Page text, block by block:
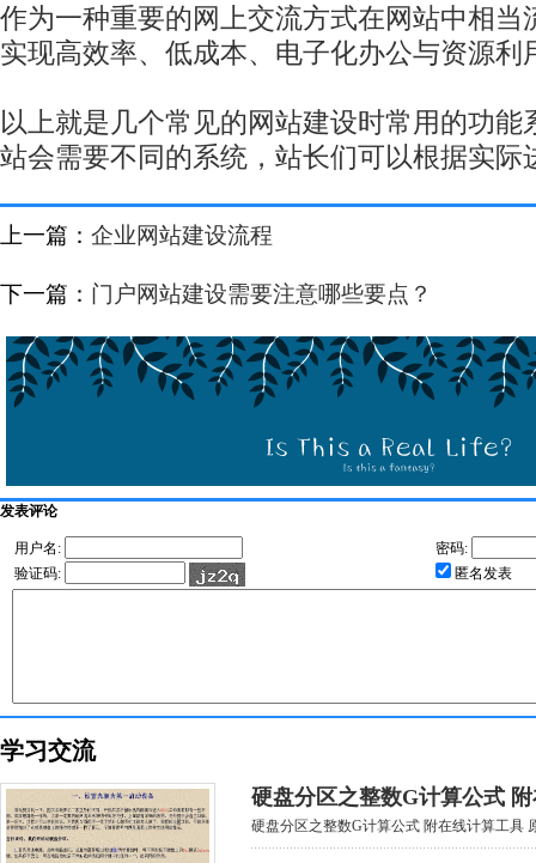
作为一种重要的网上交流方式在网站中相当
实现高效率、低成本、电子化办公与资源利
以上就是几个常见的网站建设时常用的功能
站会需要不同的系统，站长们可以根据实际
上一篇： 企业网站建设流程
下一篇： 门户网站建设需要注意哪些要点？
发表评论
用户名:
密码:
验证码:
匿名发表
学习交流
硬盘分区之整数G计算公式
硬盘分区之整数G计算公式 附在线计算工具